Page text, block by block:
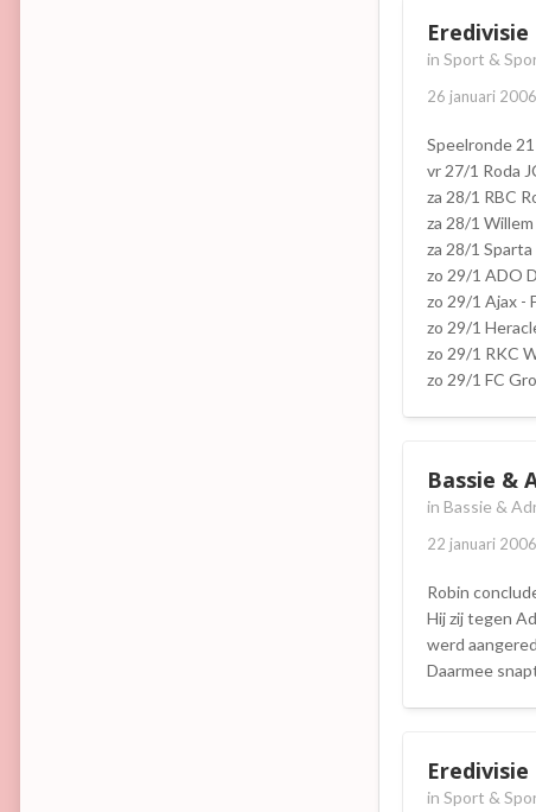
in Sport &
26 januari 2006
Speelronde 21
vr 27/1 Roda
za 28/1 RBC
za 28/1
za 28/1
zo 29/1 ADO
zo 29/1 Ajax -
zo 29/1
zo 29/1 RKC
zo 29/1 FC
Bassie &
in Bassie &
22 januari 2006
Robin
Hij zij tegen
werd
Daarmee
in Sport &